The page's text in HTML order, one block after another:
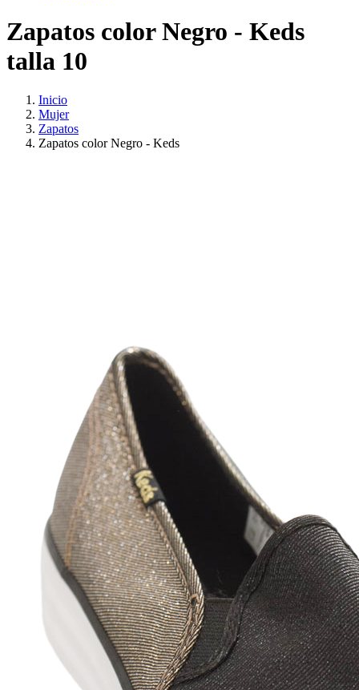
Zapatos color Negro - Keds
talla 10
Inicio
Mujer
Zapatos
Zapatos color Negro - Keds